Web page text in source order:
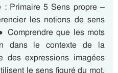
: Primaire 5 Sens propre –
les notions de sens
Comprendre que les mots
dans le contexte de la
des expressions imagées
le sens figuré du mot.